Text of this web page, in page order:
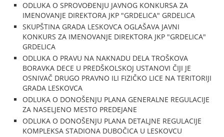
ODLUKA O SPROVOĐENJU JAVNOG KONKURSA ZA
IMENOVANJE DIREKTORA JKP "GRDELICA" GRDELICA
SKUPŠTINA GRADA LESKOVCA OGLAŠAVA JAVNI
KONKURS ZA IMENOVANJE DIREKTORA JKP "GRDELICA"
GRDELICA
ODLUKA O PRAVU NA NAKNADU DELA TROŠKOVA
BORAVKA DECE U PREDŠKOLSKOJ USTANOVI ČIJI JE
OSNIVAČ DRUGO PRAVNO ILI FIZIČKO LICE NA TERITORIJI
GRADA LESKOVCA
ODLUKA O DONOŠENJU PLANA GENERALNE REGULACIJE
ZA NASELJENO MESTO PREDEJANE
ODLUKA O DONOŠENJU PLANA DETALJNE REGULACIJE
KOMPLEKSA STADIONA DUBOČICA U LESKOVCU